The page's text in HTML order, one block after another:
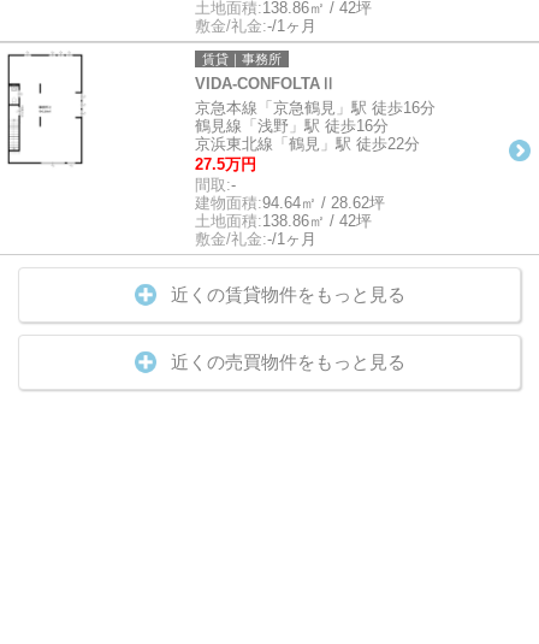
土地面積:138.86㎡ / 42坪
敷金/礼金:-/1ヶ月
賃貸｜事務所
VIDA-CONFOLTAⅡ
京急本線「京急鶴見」駅 徒歩16分
鶴見線「浅野」駅 徒歩16分
京浜東北線「鶴見」駅 徒歩22分
27.5万円
間取:-
建物面積:94.64㎡ / 28.62坪
土地面積:138.86㎡ / 42坪
敷金/礼金:-/1ヶ月
近くの賃貸物件をもっと見る
近くの売買物件をもっと見る